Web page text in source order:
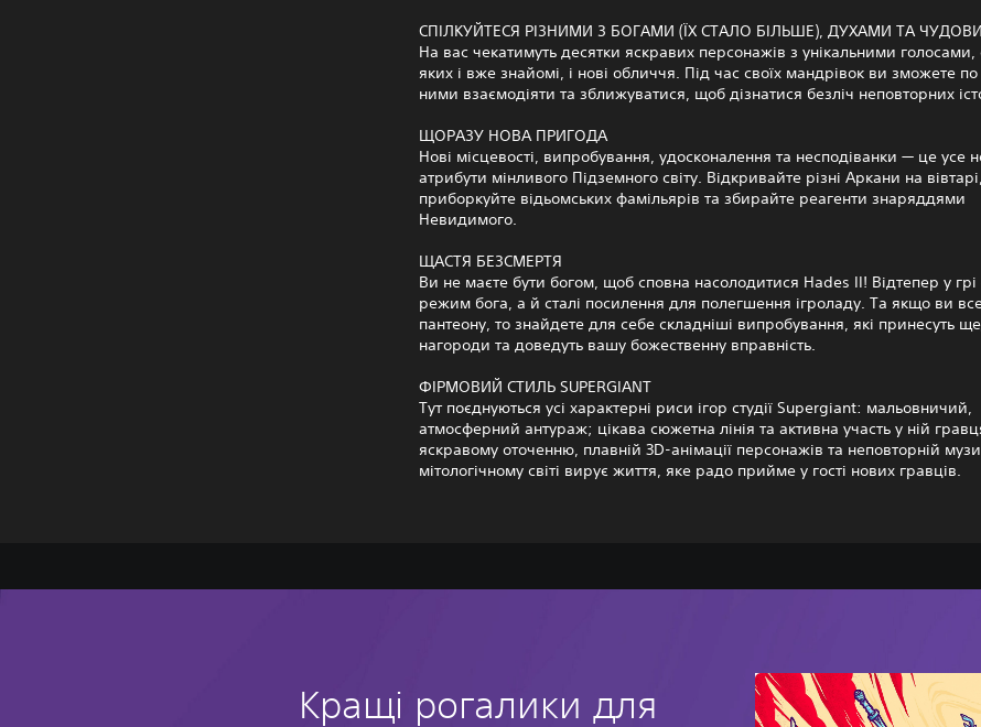
СПІЛКУЙТЕСЯ РІЗНИМИ З БОГАМИ (ЇХ СТАЛО БІЛЬШЕ), ДУХАМИ ТА
На вас чекатимуть десятки яскравих персонажів з унікальними
яких і вже знайомі, і нові обличчя. Під час своїх мандрівок ви зможете по
ними взаємодіяти та зближуватися, щоб дізнатися безліч неповторних
ЩОРАЗУ НОВА ПРИГОДА
Нові місцевості, випробування, удосконалення та несподіванки — це усе
атрибути мінливого Підземного світу. Відкривайте різні Аркани на вівтарі,
приборкуйте відьомських фамільярів та збирайте реагенти знаряддями
Невидимого.
ЩАСТЯ БЕЗСМЕРТЯ
Ви не маєте бути богом, щоб сповна насолодитися Hades II! Відтепер у
режим бога, а й сталі посилення для полегшення ігроладу. Та якщо ви
пантеону, то знайдете для себе складніші випробування, які принесуть
нагороди та доведуть вашу божественну вправність.
ФІРМОВИЙ СТИЛЬ SUPERGIANT
Тут поєднуються усі характерні риси ігор студії Supergiant: мальовничий,
атмосферний антураж; цікава сюжетна лінія та активна участь у ній
яскравому оточенню, плавній 3D-анімації персонажів та неповторній
мітологічному світі вирує життя, яке радо прийме у гості нових гравців.
Кращі рогалики для